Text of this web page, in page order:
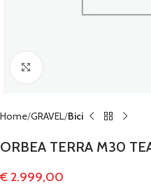
Home GRAVEL Bici
ORBEA TERRA M30
€ 2.999,00